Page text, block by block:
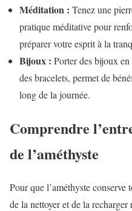
Méditation : Tenez une
pratique méditative pour
préparer votre esprit à la
Bijoux : Porter des bijoux
des bracelets, permet de
long de la journée.
Comprendre
de l’améthyste
Pour que l’améthyste conserve
de la nettoyer et de la